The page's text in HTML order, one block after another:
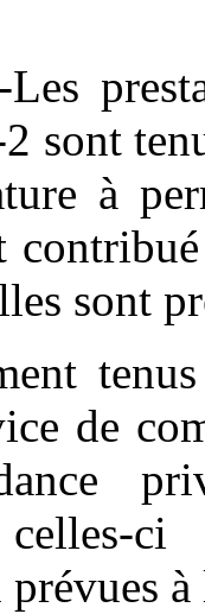
sont
à
sont
de